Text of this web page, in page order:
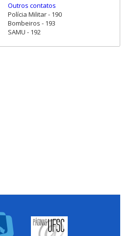
Outros contatos
Polícia Militar - 190
Bombeiros - 193
SAMU - 192